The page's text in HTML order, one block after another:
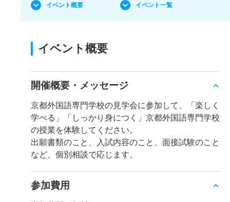
イベント概要 イベント一覧
イベント概要
開催概要・メッセージ
京都外国語専門学校の見学会に参加して、「楽しく
学べる」「しっかり身につく」京都外国語専門学校
の授業を体験してください。
出願書類のこと、入試内容のこと、面接試験のこと
など、個別相談で応じます。
参加費用